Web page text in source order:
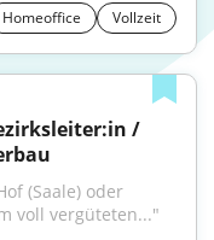
Homeoffice Vollzeit
/
voll vergüteten..."